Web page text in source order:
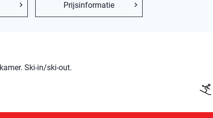
Prijsinformatie
Ski-in/ski-out.